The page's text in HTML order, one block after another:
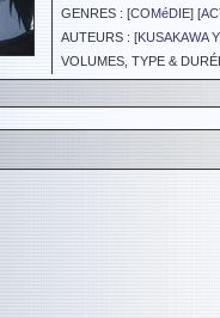
GENRES : [COMéDIE] [
AUTEURS : [KUSAKAWA
VOLUMES, TYPE &